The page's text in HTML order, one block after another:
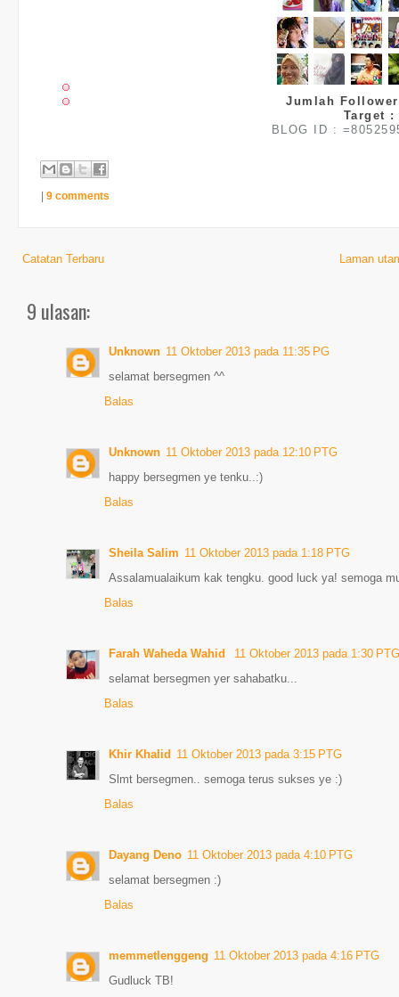
Jumlah
Target
BLOG ID :
9 comments
Catatan Terbaru Laman
9 ulasan:
Unknown 11 Oktober 2013 pada 11:35 PG
selamat bersegmen ^^
Balas
Unknown 11 Oktober 2013 pada 12:10 PTG
happy bersegmen ye tenku..:)
Balas
Sheila Salim 11 Oktober 2013 pada 1:18 PTG
Assalamualaikum kak tengku. good luck ya! semoga
Balas
Farah Waheda Wahid
11 Oktober 2013 pada 1:30 PTG
selamat bersegmen yer sahabatku...
Balas
Khir Khalid 11 Oktober 2013 pada 3:15 PTG
Slmt bersegmen.. semoga terus sukses ye :)
Balas
Dayang Deno 11 Oktober 2013 pada 4:10 PTG
selamat bersegmen :)
Balas
memmetlenggeng 11 Oktober 2013 pada 4:16 PTG
Gudluck TB!